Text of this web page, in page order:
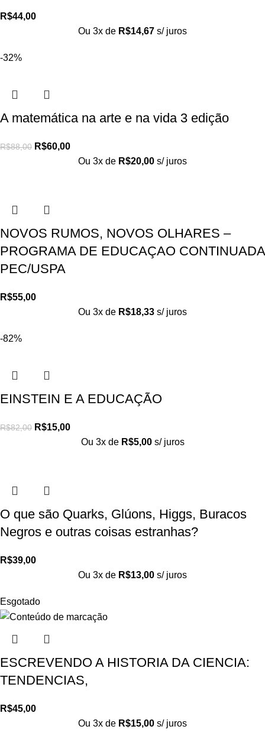
R$44,00
Ou 3x de R$14,67 s/ juros
-32%
A matemática na arte e na vida 3 edição
R$88,00 R$60,00
Ou 3x de R$20,00 s/ juros
NOVOS RUMOS, NOVOS OLHARES –
PROGRAMA DE EDUCAÇAO CONTINUADA
PEC/USPA
R$55,00
Ou 3x de R$18,33 s/ juros
-82%
EINSTEIN E A EDUCAÇÃO
R$82,00 R$15,00
Ou 3x de R$5,00 s/ juros
O que são Quarks, Glúons, Higgs, Buracos
Negros e outras coisas estranhas?
R$39,00
Ou 3x de R$13,00 s/ juros
Esgotado
ESCREVENDO A HISTORIA DA CIENCIA:
TENDENCIAS,
R$45,00
Ou 3x de R$15,00 s/ juros